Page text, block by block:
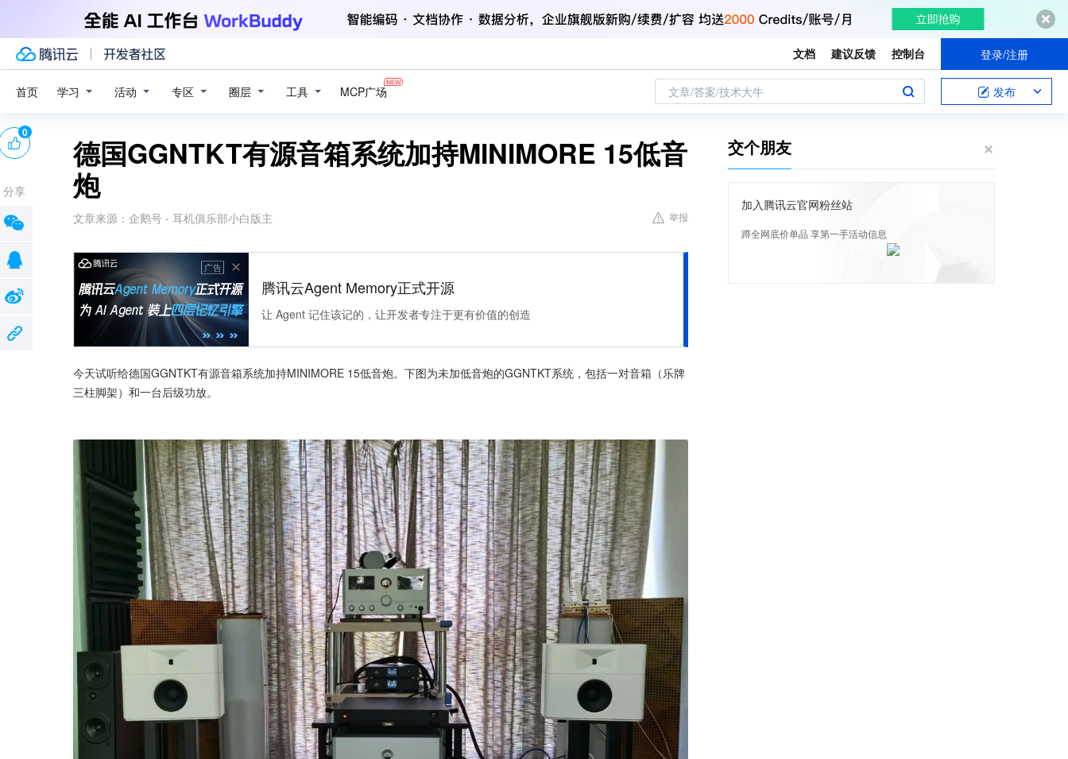
文档 建议反馈 控制台 登录/注册
首页 学习 活动 专区 圈层 工具 MCP广场 文章/答案/技术大牛 发布
德国GGNTKT有源音箱系统加持MINIMORE 15低音
炮
文章来源： 企鹅号 - 耳机俱乐部小白版主 举报
广告
腾讯云Agent Memory正式开源
让 Agent 记住该记的，让开发者专注于更有价值的创造
今天试听给德国GGNTKT有源音箱系统加持MINIMORE 15低音炮。下图为未加低音炮的GGNTKT系统，包括一对音箱（乐牌
三柱脚架）和一台后级功放。
0
分享
交个朋友
加入腾讯云官网粉丝站
蹲全网底价单品 享第一手活动信息